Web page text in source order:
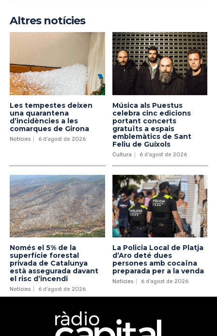
Altres notícies
Les tempestes deixen
una quarantena
d’incidències a les
comarques de Girona
Notícies 6 d'agost de 2026
Música als Puestus
celebra cinc edicions
portant concerts
gratuïts a espais
emblemàtics de Sant
Feliu de Guíxols
Cultura 6 d'agost de 2026
Només el 5% de la
superfície forestal
privada de Catalunya
està assegurada davant
el risc d’incendi
Notícies 6 d'agost de 2026
La Policia Local de Platja
d’Aro deté dues
persones amb cocaïna
preparada per a la venda
Notícies 6 d'agost de 2026